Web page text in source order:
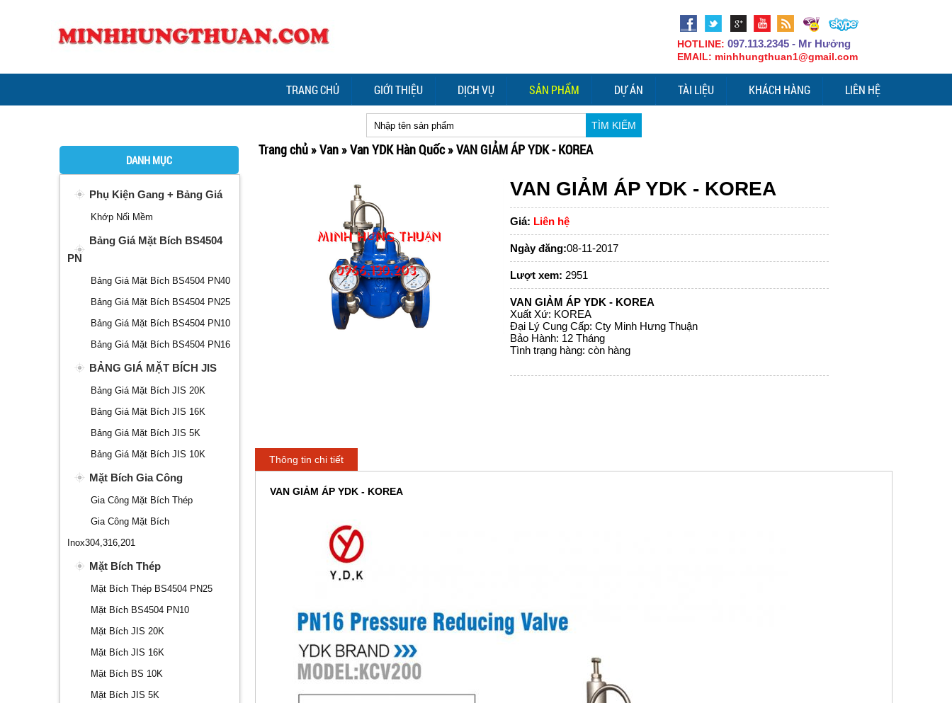
HOTLINE: 097.113.2345 - Mr Hưởng
EMAIL: minhhungthuan1@gmail.com
TRANG CHỦ GIỚI THIỆU DỊCH VỤ SẢN PHẨM DỰ ÁN TÀI LIỆU KHÁCH HÀNG LIÊN HỆ
TÌM KIẾM
DANH MỤC
Phụ Kiện Gang + Bảng Giá
Khớp Nối Mềm
Bảng Giá Mặt Bích BS4504
PN
Bảng Giá Mặt Bích BS4504 PN40
Bảng Giá Mặt Bích BS4504 PN25
Bảng Giá Mặt Bích BS4504 PN10
Bảng Giá Mặt Bích BS4504 PN16
BẢNG GIÁ MẶT BÍCH JIS
Bảng Giá Mặt Bích JIS 20K
Bảng Giá Mặt Bích JIS 16K
Bảng Giá Mặt Bích JIS 5K
Bảng Giá Mặt Bích JIS 10K
Mặt Bích Gia Công
Gia Công Mặt Bích Thép
Gia Công Mặt Bích
Inox304,316,201
Mặt Bích Thép
Mặt Bích Thép BS4504 PN25
Mặt Bích BS4504 PN10
Mặt Bích JIS 20K
Mặt Bích JIS 16K
Mặt Bích BS 10K
Mặt Bích JIS 5K
Trang chủ»Van»Van YDK Hàn Quốc»VAN GIẢM ÁP YDK - KOREA
VAN GIẢM ÁP YDK - KOREA
Giá: Liên hệ
Ngày đăng:08-11-2017
Lượt xem: 2951
VAN GIẢM ÁP YDK - KOREA
Xuất Xứ: KOREA
Đại Lý Cung Cấp: Cty Minh Hưng Thuận
Bảo Hành: 12 Tháng
Tình trạng hàng: còn hàng
Thông tin chi tiết
VAN GIẢM ÁP YDK - KOREA